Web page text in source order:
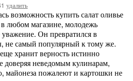
удалить
возможность купить салат оливье
любом магазине, молодежь
уважение. Он превратился в
не самый популярный к тому же.
хранит верность истинно
доверяя неведомым кулинарам,
майонеза пожалеют и картошки не